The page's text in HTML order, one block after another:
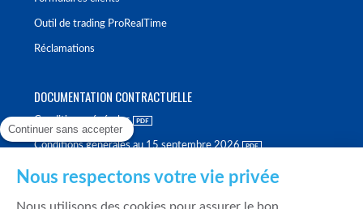
Outil de trading ProRealTime
Réclamations
DOCUMENTATION CONTRACTUELLE
Conditions générales
Conditions générales au 15 septembre 2026
Continuer sans accepter
Nous respectons votre vie privée